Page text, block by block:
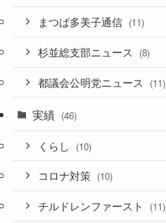
まつば多美子通信 (11)
杉並総支部ニュース (8)
都議会公明党ニュース (11)
実績 (46)
くらし (10)
コロナ対策 (10)
チルドレンファースト (11)